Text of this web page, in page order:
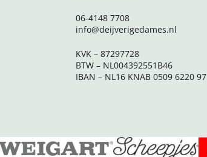
06-4148 7708
info@deijverigedames.nl
KVK – 87297728
BTW – NL004392551B46
IBAN – NL16 KNAB 0509 6220 97